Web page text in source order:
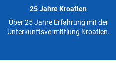
25 Jahre Kroatien
Über 25 Jahre Erfahrung mit der
Unterkunftsvermittlung Kroatien.